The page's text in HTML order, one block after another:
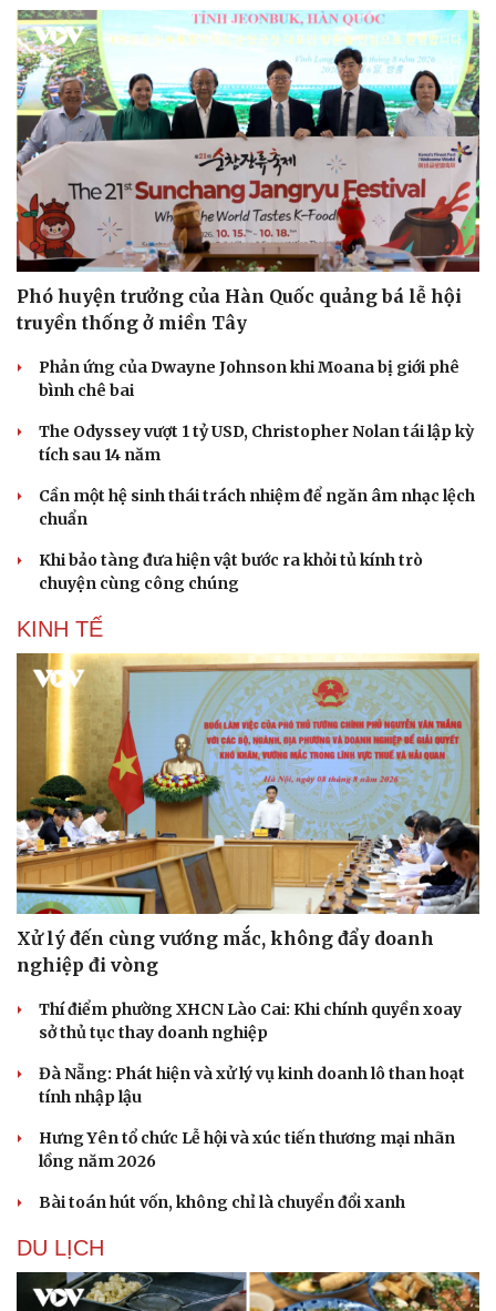
Du lịch
Tư vấn
Săn Tour
check-in
Podcast
Cửa sổ tình yêu
Phó huyện trưởng của Hàn Quốc quảng bá lễ hội
truyền thống ở miền Tây
Phản ứng của Dwayne Johnson khi Moana bị giới phê
bình chê bai
The Odyssey vượt 1 tỷ USD, Christopher Nolan tái lập kỳ
tích sau 14 năm
Cần một hệ sinh thái trách nhiệm để ngăn âm nhạc lệch
chuẩn
Khi bảo tàng đưa hiện vật bước ra khỏi tủ kính trò
chuyện cùng công chúng
KINH TẾ
Xử lý đến cùng vướng mắc, không đẩy doanh
nghiệp đi vòng
Thí điểm phường XHCN Lào Cai: Khi chính quyền xoay
sở thủ tục thay doanh nghiệp
Đà Nẵng: Phát hiện và xử lý vụ kinh doanh lô than hoạt
tính nhập lậu
Hưng Yên tổ chức Lễ hội và xúc tiến thương mại nhãn
lồng năm 2026
Bài toán hút vốn, không chỉ là chuyển đổi xanh
DU LỊCH